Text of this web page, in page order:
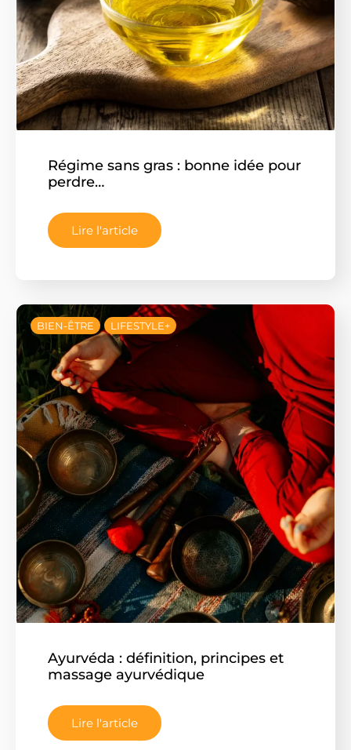
Régime sans gras : bonne idée pour
perdre…
Lire l'article
BIEN-ÊTRE LIFESTYLE+
Ayurvéda : définition, principes et
massage ayurvédique
Lire l'article